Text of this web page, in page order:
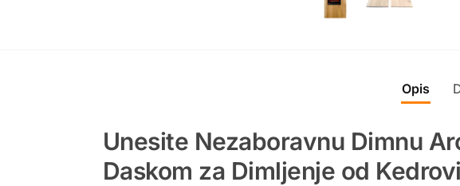
Opis
Unesite Nezaboravnu Dimnu
Daskom za Dimljenje od